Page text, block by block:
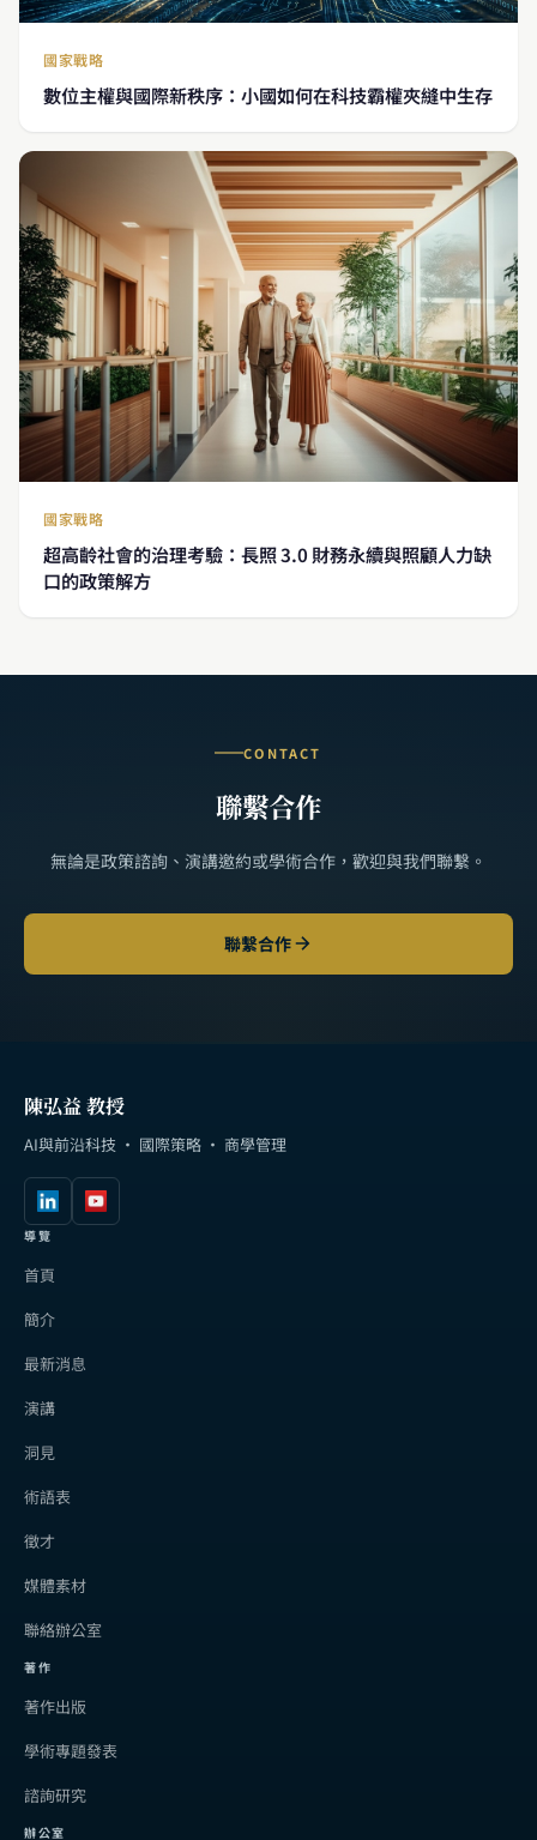
國家戰略
數位主權與國際新秩序：小國如何在科技霸權夾縫中生存
國家戰略
超高齡社會的治理考驗：長照 3.0 財務永續與照顧人力缺
口的政策解方
CONTACT
聯繫合作
無論是政策諮詢、演講邀約或學術合作，歡迎與我們聯繫。
聯繫合作
陳弘益 教授
AI與前沿科技 · 國際策略 · 商學管理
導覽
首頁
簡介
最新消息
演講
洞見
術語表
徵才
媒體素材
聯絡辦公室
著作
著作出版
學術專題發表
諮詢研究
辦公室